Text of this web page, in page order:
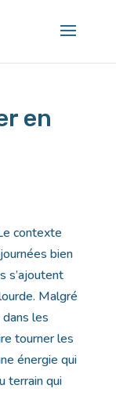
en
contexte
bien
s’ajoutent
Malgré
les
tourner les
énergie qui
terrain qui